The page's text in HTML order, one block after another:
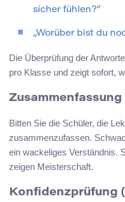
sicher fühlen?”
„Worüber bist du
Die Überprüfung der
pro Klasse und zeigt sofort,
Bitten Sie die Schüler, die
zusammenzufassen.
ein wackeliges Verständnis.
zeigen Meisterschaft.
Konfidenzprüfung